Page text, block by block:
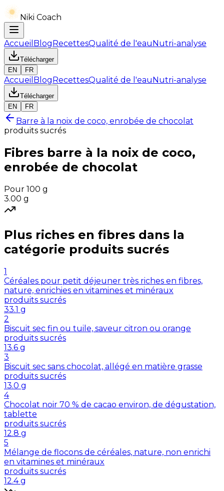
Niki Coach
Accueil BlogRecettesQualité de l'eauNutri-analyse
Télécharger
EN
FR
Accueil BlogRecettesQualité de l'eauNutri-analyse
Télécharger
EN
FR
Barre à la noix de coco, enrobée de chocolat
produits sucrés
Fibres barre à la noix de coco,
enrobée de chocolat
Pour 100 g
3.00 g
Plus riches en fibres dans la
catégorie produits sucrés
1
Céréales pour petit déjeuner très riches en fibres,
nature, enrichies en vitamines et minéraux
produits sucrés
33.1 g
2
Biscuit sec fin ou tuile, saveur citron ou orange
produits sucrés
13.6 g
3
Biscuit sec sans chocolat, allégé en matière grasse
produits sucrés
13.0 g
4
Chocolat noir 70 % de cacao environ, de dégustation,
tablette
produits sucrés
12.8 g
5
Mélange de flocons de céréales, nature, non enrichi
en vitamines et minéraux
produits sucrés
12.4 g